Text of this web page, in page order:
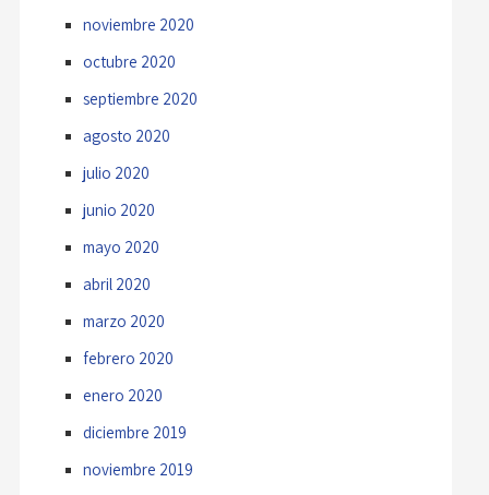
noviembre 2020
octubre 2020
septiembre 2020
agosto 2020
julio 2020
junio 2020
mayo 2020
abril 2020
marzo 2020
febrero 2020
enero 2020
diciembre 2019
noviembre 2019